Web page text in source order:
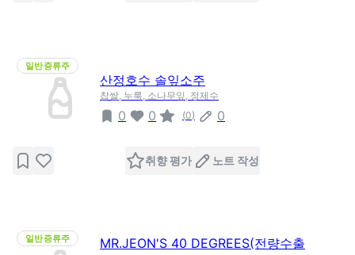
일반증류주
산정호수 솔잎소주
찹쌀, 누룩, 소나무잎, 정제수
0 0 (0) 0
취향 평가 노트 작성
일반증류주
MR.JEON'S 40 DEGREES(전량수출